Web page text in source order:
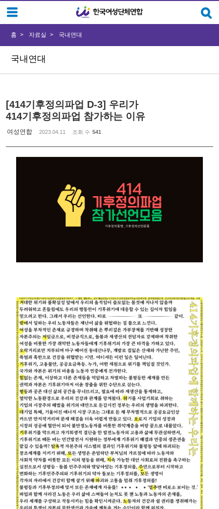
국내연대
홈 자료실 국내연대
[414기후정의파업 D-3] 우리가
414기후정의파업 참가하는 이유
여성연합 2023.04.11 조회 수 541